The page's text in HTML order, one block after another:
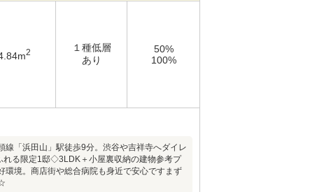
2
１種低層
あり
50%
100%
山」駅徒歩9分。渋谷や吉祥寺へダイレ
る限定1邸◇3LDK＋小屋裏収納の建物参考プ
境。商店街や総合病院も身近で安心ですまず